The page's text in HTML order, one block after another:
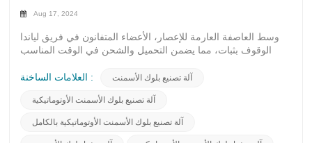
Aug 17, 2024
وسط العاصفة العارمة للإعصار، الأعضاء المتفانون في فريق لياندا
الوقوف بثبات، مما يضمن التحميل والشحن في الوقت المناسب
"تلبية احتياجات العملاء على الفور وفهم رغباتهم". على الرغم من
تجاه عملائنا الكرام. قد يشكل الطقس العاصف تحديًا، لكنه لا يمكن
أن يكسر تصميمنا على تقديم خدمة استثنائية.وفي مواجهة الشدائد،
يظل فريقنا حازمًا، دون أن تردعه قوى الطبيعة. نحن نعمل بلا كلل
العلامات الساخنة : آلة تصنيع بلوك الأسمنت
آلة تصنيع بلوك الأسمنت الأوتوماتيكية
آلة تصنيع بلوك الأسمنت الأوتوماتيكية بالكامل